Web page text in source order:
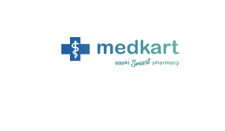
content